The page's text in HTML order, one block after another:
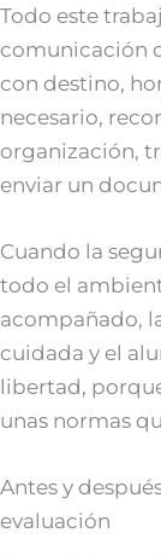
Todo este
comunicación
con destino,
necesario,
organización,
enviar un
Cuando la
todo el
acompañado,
cuidada y el
libertad,
unas normas
Antes y
evaluación